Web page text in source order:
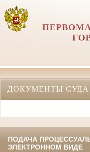
ДОКУМЕНТЫ СУДА
ПОДАЧА
ЭЛЕКТРОННОМ ВИДЕ